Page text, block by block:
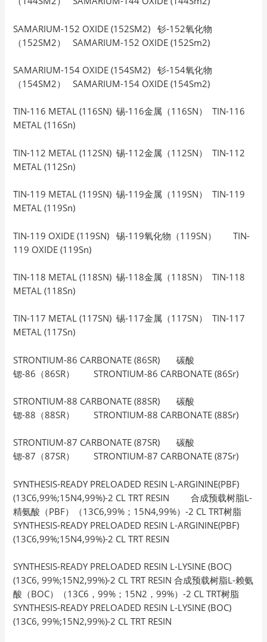
SAMARIUM-152 OXIDE (152SM2) 钐-152氧化物
（152SM2） SAMARIUM-152 OXIDE (152Sm2)
SAMARIUM-154 OXIDE (154SM2) 钐-154氧化物
（154SM2） SAMARIUM-154 OXIDE (154Sm2)
TIN-116 METAL (116SN) 锡-116金属（116SN） TIN-116
METAL (116Sn)
TIN-112 METAL (112SN) 锡-112金属（112SN） TIN-112
METAL (112Sn)
TIN-119 METAL (119SN) 锡-119金属（119SN） TIN-119
METAL (119Sn)
TIN-119 OXIDE (119SN) 锡-119氧化物（119SN） TIN-
119 OXIDE (119Sn)
TIN-118 METAL (118SN) 锡-118金属（118SN） TIN-118
METAL (118Sn)
TIN-117 METAL (117SN) 锡-117金属（117SN） TIN-117
METAL (117Sn)
STRONTIUM-86 CARBONATE (86SR) 碳酸
锶-86（86SR） STRONTIUM-86 CARBONATE (86Sr)
STRONTIUM-88 CARBONATE (88SR) 碳酸
锶-88（88SR） STRONTIUM-88 CARBONATE (88Sr)
STRONTIUM-87 CARBONATE (87SR) 碳酸
锶-87（87SR） STRONTIUM-87 CARBONATE (87Sr)
SYNTHESIS-READY PRELOADED RESIN L-ARGININE(PBF)
(13C6,99%;15N4,99%)-2 CL TRT RESIN 合成预载树脂L-
精氨酸（PBF）（13C6,99%；15N4,99%）-2 CL TRT树脂
SYNTHESIS-READY PRELOADED RESIN L-ARGININE(PBF)
(13C6,99%;15N4,99%)-2 CL TRT RESIN
SYNTHESIS-READY PRELOADED RESIN L-LYSINE (BOC)
(13C6, 99%;15N2,99%)-2 CL TRT RESIN 合成预载树脂L-赖氨
酸（BOC）（13C6，99%；15N2，99%）-2 CL TRT树脂
SYNTHESIS-READY PRELOADED RESIN L-LYSINE (BOC)
(13C6, 99%;15N2,99%)-2 CL TRT RESIN